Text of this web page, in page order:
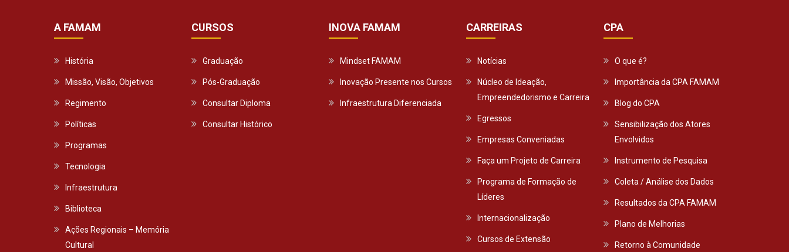
A FAMAM
História
Missão, Visão, Objetivos
Regimento
Políticas
Programas
Tecnologia
Infraestrutura
Biblioteca
Ações Regionais – Memória
Cultural
CURSOS
Graduação
Pós-Graduação
Consultar Diploma
Consultar Histórico
INOVA FAMAM
Mindset FAMAM
Inovação Presente nos Cursos
Infraestrutura Diferenciada
CARREIRAS
Notícias
Núcleo de Ideação,
Empreendedorismo e Carreira
Egressos
Empresas Conveniadas
Faça um Projeto de Carreira
Programa de Formação de
Líderes
Internacionalização
Cursos de Extensão
CPA
O que é?
Importância da CPA FAMAM
Blog do CPA
Sensibilização dos Atores
Envolvidos
Instrumento de Pesquisa
Coleta / Análise dos Dados
Resultados da CPA FAMAM
Plano de Melhorias
Retorno à Comunidade